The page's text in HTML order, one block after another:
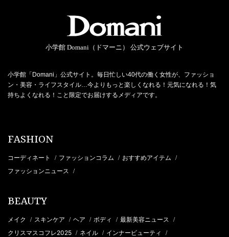
小学館 Domani（ドマーニ） 公式ウェブサイト
小学館「Domani」公式サイト。毎日忙しい40代の働く女性が、ファッショ
ン・美容・ライフスタイル…今よりもっと楽しくなれる！元気になれる！気
持ちよくなれる！こと限定でお届けするメディアです。
FASHION
コーディネート / ファッションコラム / おすすめアイテム /
ファッションニュース /
BEAUTY
メイク / スキンケア / ヘア / ボディ / 最新美容ニュース /
クリスマスコフレ2025 / ネイル / インナービューティ /